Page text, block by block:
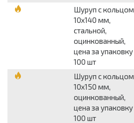
Шуруп с кольцом
10х140 мм,
стальной,
оцинкованный,
цена за упаковку
100 шт
Шуруп с кольцом
10х150 мм,
оцинкованный,
цена за упаковку
100 шт